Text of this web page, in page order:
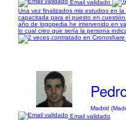
Email validado
Una vez finalizados mis estudios en
capacitada para el puesto en
año de logopedia he intervenido en
lo cual creo que sería la persona
Madrid
Email validado